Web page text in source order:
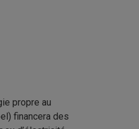
propre au
financera des